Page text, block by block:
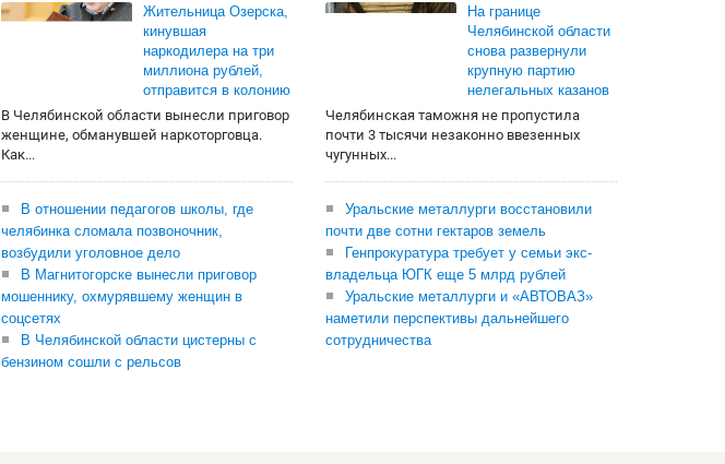
Жительница Озерска,
кинувшая
наркодилера на три
миллиона рублей,
отправится в колонию
В Челябинской области вынесли приговор
женщине, обманувшей наркоторговца.
Как...
В отношении педагогов школы, где
челябинка сломала позвоночник,
возбудили уголовное дело
В Магнитогорске вынесли приговор
мошеннику, охмурявшему женщин в
соцсетях
В Челябинской области цистерны с
бензином сошли с рельсов
На границе
Челябинской области
снова развернули
крупную партию
нелегальных казанов
Челябинская таможня не пропустила
почти 3 тысячи незаконно ввезенных
чугунных...
Уральские металлурги восстановили
почти две сотни гектаров земель
Генпрокуратура требует у семьи экс-
владельца ЮГК еще 5 млрд рублей
Уральские металлурги и «АВТОВАЗ»
наметили перспективы дальнейшего
сотрудничества